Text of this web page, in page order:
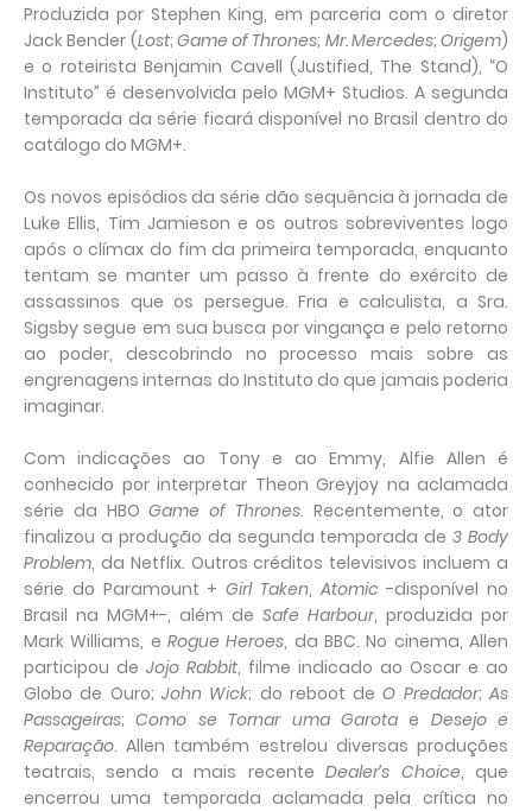
Produzida por Stephen King, em parceria com o diretor
Jack Bender (Lost; Game of Thrones; Mr. Mercedes; Origem)
e o roteirista Benjamin Cavell (Justified, The Stand), “O
Instituto” é desenvolvida pelo MGM+ Studios. A segunda
temporada da série ficará disponível no Brasil dentro do
catálogo do MGM+.
Os novos episódios da série dão sequência à jornada de
Luke Ellis, Tim Jamieson e os outros sobreviventes logo
após o clímax do fim da primeira temporada, enquanto
tentam se manter um passo à frente do exército de
assassinos que os persegue. Fria e calculista, a Sra.
Sigsby segue em sua busca por vingança e pelo retorno
ao poder, descobrindo no processo mais sobre as
engrenagens internas do Instituto do que jamais poderia
imaginar.
Com indicações ao Tony e ao Emmy, Alfie Allen é
conhecido por interpretar Theon Greyjoy na aclamada
série da HBO Game of Thrones. Recentemente, o ator
finalizou a produção da segunda temporada de 3 Body
Problem, da Netflix. Outros créditos televisivos incluem a
série do Paramount + Girl Taken, Atomic -disponível no
Brasil na MGM+-, além de Safe Harbour, produzida por
Mark Williams, e Rogue Heroes, da BBC. No cinema, Allen
participou de Jojo Rabbit, filme indicado ao Oscar e ao
Globo de Ouro; John Wick; do reboot de O Predador; As
Passageiras; Como se Tornar uma Garota e Desejo e
Reparação. Allen também estrelou diversas produções
teatrais, sendo a mais recente Dealer’s Choice, que
encerrou uma temporada aclamada pela crítica no